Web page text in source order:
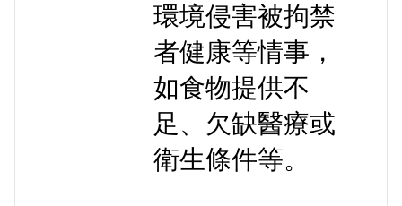
環境侵害被拘禁
者健康等情事，
如食物提供不
足、欠缺醫療或
衛生條件等。